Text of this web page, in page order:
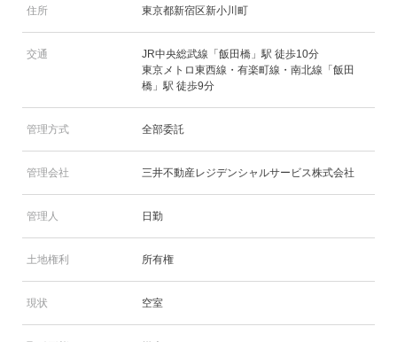
住所 東京都新宿区新小川町
交通
JR中央総武線「飯田橋」駅 徒歩10分
東京メトロ東西線・有楽町線・南北線「飯田
橋」駅 徒歩9分
管理方式 全部委託
管理会社 三井不動産レジデンシャルサービス株式会社
管理人 日勤
土地権利 所有権
現状 空室